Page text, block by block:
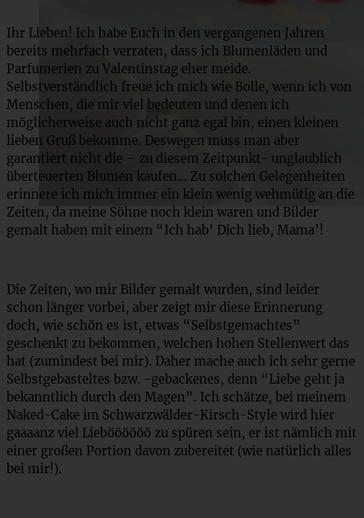
Ihr Lieben! Ich habe Euch in den vergangenen Jahren
bereits mehrfach verraten, dass ich Blumenläden und
Parfumerien zu Valentinstag eher meide.
Selbstverständlich freue ich mich wie Bolle, wenn ich von
Menschen, die mir viel bedeuten und denen ich
möglicherweise auch nicht ganz egal bin, einen kleinen
lieben Gruß bekomme. Deswegen muss man aber
garantiert nicht die – zu diesem Zeitpunkt- unglaublich
überteuerten Blumen kaufen… Zu solchen Gelegenheiten
erinnere ich mich immer ein klein wenig wehmütig an die
Zeiten, da meine Söhne noch klein waren und Bilder
gemalt haben mit einem “Ich hab’ Dich lieb, Mama’!
Die Zeiten, wo mir Bilder gemalt wurden, sind leider
schon länger vorbei, aber zeigt mir diese Erinnerung
doch, wie schön es ist, etwas “Selbstgemachtes”
geschenkt zu bekommen, welchen hohen Stellenwert das
hat (zumindest bei mir). Daher mache auch ich sehr gerne
Selbstgebasteltes bzw. -gebackenes, denn “Liebe geht ja
bekanntlich durch den Magen”. Ich schätze, bei meinem
Naked-Cake im Schwarzwälder-Kirsch-Style wird hier
gaaaanz viel Lieböööööö zu spüren sein, er ist nämlich mit
einer großen Portion davon zubereitet (wie natürlich alles
bei mir!).